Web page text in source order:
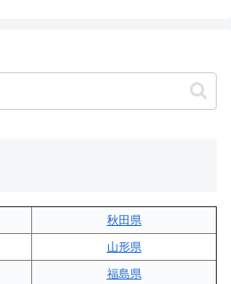
秋田県
山形県
福島県